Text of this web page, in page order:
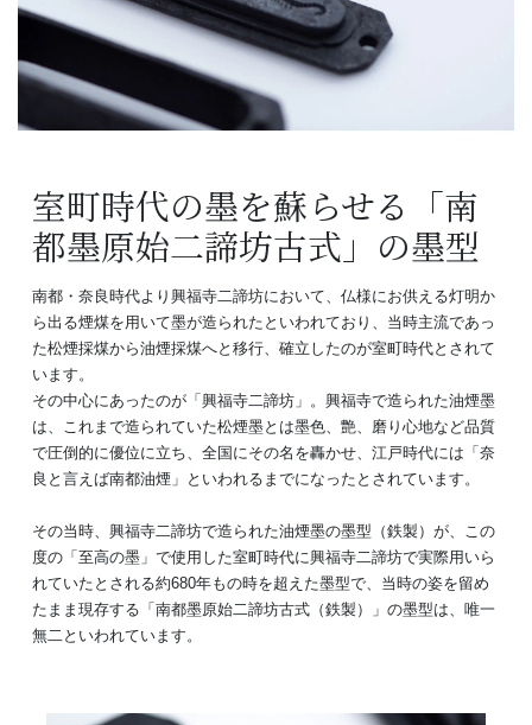
室町時代の墨を蘇らせる「南
都墨原始二諦坊古式」の墨型
南都・奈良時代より興福寺二諦坊において、仏様にお供える灯明か
ら出る煙煤を用いて墨が造られたといわれており、当時主流であっ
た松煙採煤から油煙採煤へと移行、確立したのが室町時代とされて
います。
その中心にあったのが「興福寺二諦坊」。興福寺で造られた油煙墨
は、これまで造られていた松煙墨とは墨色、艶、磨り心地など品質
で圧倒的に優位に立ち、全国にその名を轟かせ、江戸時代には「奈
良と言えば南都油煙」といわれるまでになったとされています。
その当時、興福寺二諦坊で造られた油煙墨の墨型（鉄製）が、この
度の「至高の墨」で使用した室町時代に興福寺二諦坊で実際用いら
れていたとされる約680年もの時を超えた墨型で、当時の姿を留め
たまま現存する「南都墨原始二諦坊古式（鉄製）」の墨型は、唯一
無二といわれています。